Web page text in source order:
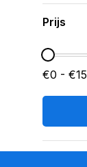
Prijs
€0 - €15